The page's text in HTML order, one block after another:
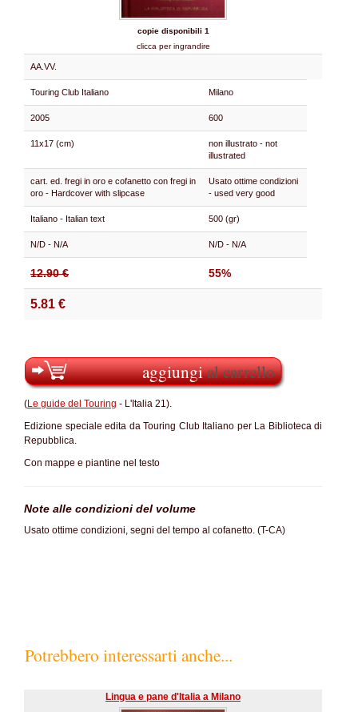
copie disponibili 1
clicca per ingrandire
AA.VV.
Touring Club Italiano Milano
2005 600
11x17 (cm)
non illustrato - not
illustrated
cart. ed. fregi in oro e cofanetto con fregi in
oro - Hardcover with slipcase
Usato ottime condizioni
- used very good
Italiano - Italian text 500 (gr)
N/D - N/A N/D - N/A
12.90 € 55%
5.81 €
aggiungial carrello
(Le guide del Touring - L'Italia 21).
Edizione speciale edita da Touring Club Italiano per La Biblioteca di
Repubblica.
Con mappe e piantine nel testo
Note alle condizioni del volume
Usato ottime condizioni, segni del tempo al cofanetto. (T-CA)
Potrebbero interessarti anche...
Lingua e pane d'Italia a Milano